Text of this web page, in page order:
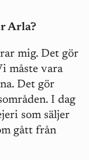
Arla?
mig. Det gör
måste vara
Det gör
I dag
som säljer
gått från